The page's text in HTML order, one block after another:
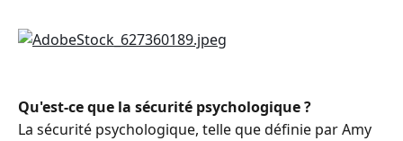
Qu'est-ce que la sécurité psychologique ?
La sécurité psychologique, telle que définie par Amy